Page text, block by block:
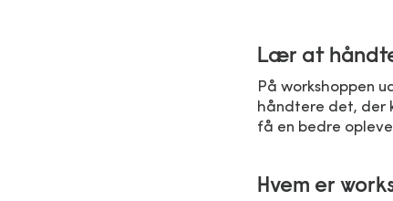
Lær at
På workshoppen
håndtere det, der
få en bedre
Hvem er